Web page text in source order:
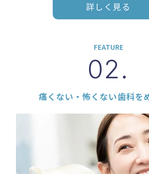
詳しく見る
FEATURE
02.
痛くない・怖くない歯科を